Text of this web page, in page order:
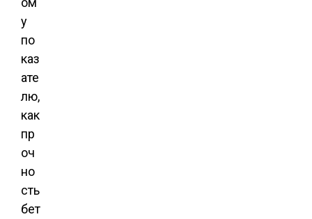
у
по
каз
ате
лю,
как
пр
оч
но
сть
бет